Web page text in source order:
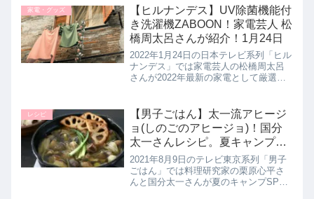
ド】の作り方を教えてくれたので詳し
く紹介します。>>あさイチ記事一...
家電・グッズ
【ヒルナンデス】UV除菌機能付
き洗濯機ZABOON！家電芸人 松
橋周太呂さんが紹介！1月24日
2022年1月24日の日本テレビ系列「ヒル
ナンデス」では家電芸人の松橋周太呂
さんが2022年最新の家電として厳選し
詳しく紹介します。>>ヒルナンデス記
事一覧はこちら...
レシピ
【男子ごはん】太一流アヒージ
ョ(しのごのアヒージョ)！国分
太一さんレシピ。夏キャンプス
ペシャル！8月9日
2021年8月9日のテレビ東京系列「男子
ごはん」では料理研究家の栗原心平さ
んと国分太一さんが夏のキャンプSPと